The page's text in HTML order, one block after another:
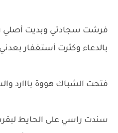
فرشت سجادتي وبديت أصلي
بالدعاء وكثرت أستغفار
فتحت الشباك هووة بااارد
سندت راسي على الحايط